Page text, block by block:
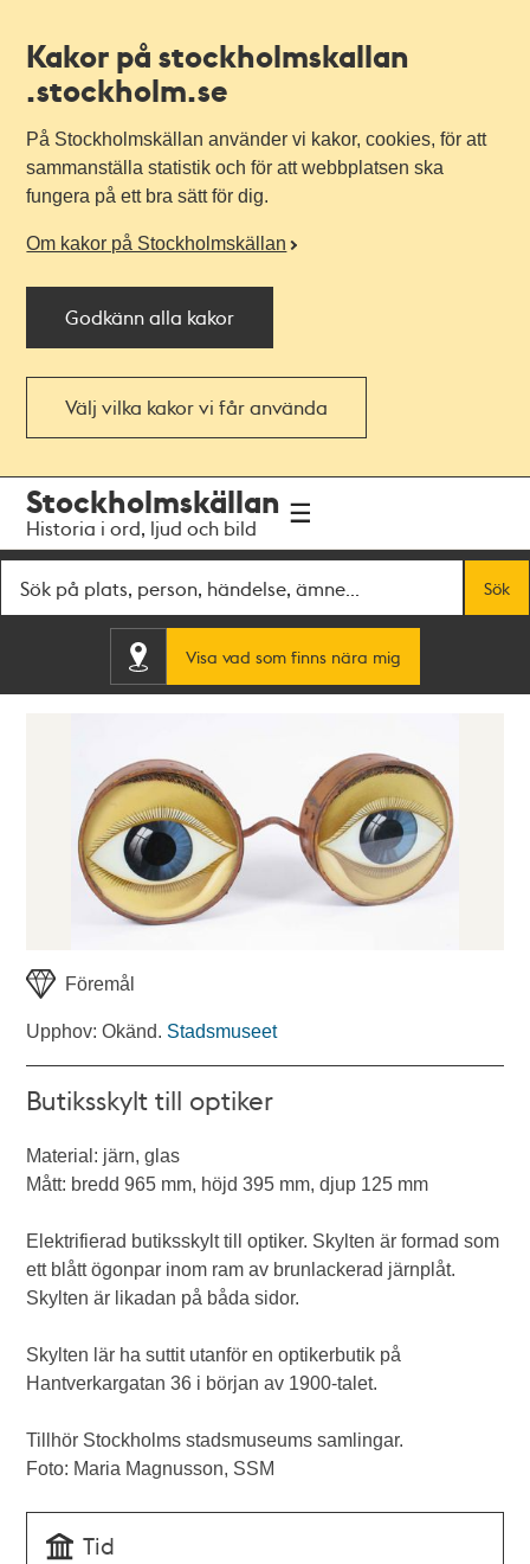
Kakor på stockholmskallan
.stockholm.se
På Stockholmskällan använder vi kakor, cookies, för att
sammanställa statistik och för att webbplatsen ska
fungera på ett bra sätt för dig.
Om kakor på Stockholmskällan
Godkänn alla kakor
Välj vilka kakor vi får använda
navigationen
huvudinnehållet
Stockholmskällan
Historia i ord, ljud och bild
Sök
Visa vad som finns nära mig
Föremål
Upphov: Okänd. Stadsmuseet
Butiksskylt till optiker
Material: järn, glas
Mått: bredd 965 mm, höjd 395 mm, djup 125 mm
Elektrifierad butiksskylt till optiker. Skylten är formad som
ett blått ögonpar inom ram av brunlackerad järnplåt.
Skylten är likadan på båda sidor.
Skylten lär ha suttit utanför en optikerbutik på
Hantverkargatan 36 i början av 1900-talet.
Tillhör Stockholms stadsmuseums samlingar.
Foto: Maria Magnusson, SSM
Tid